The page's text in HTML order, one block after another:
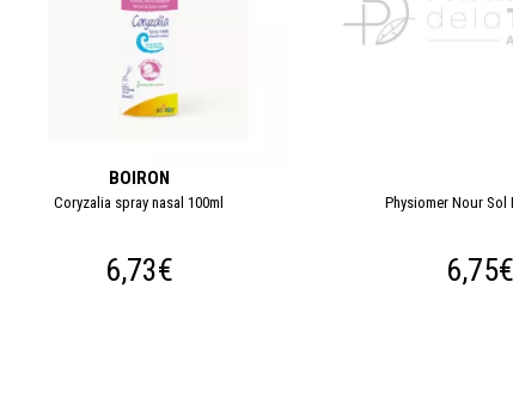
BOIRON
Coryzalia spray nasal 100ml
6,73€
Physiomer Nour Sol
6,75€